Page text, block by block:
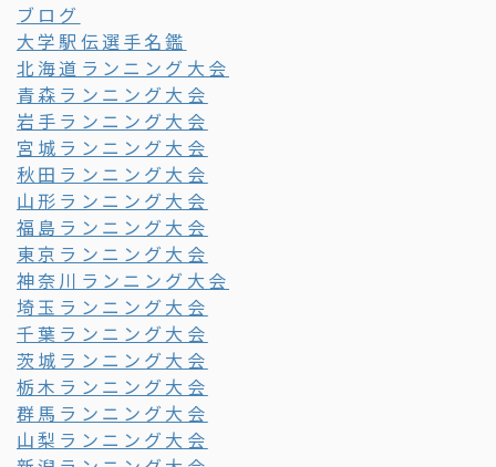
ブログ
大学駅伝選手名鑑
北海道ランニング大会
青森ランニング大会
岩手ランニング大会
宮城ランニング大会
秋田ランニング大会
山形ランニング大会
福島ランニング大会
東京ランニング大会
神奈川ランニング大会
埼玉ランニング大会
千葉ランニング大会
茨城ランニング大会
栃木ランニング大会
群馬ランニング大会
山梨ランニング大会